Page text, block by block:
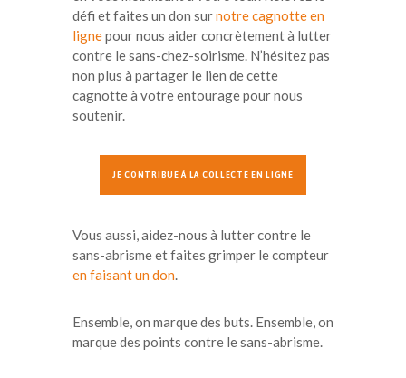
défi et faites un don surnotre cagnotte en
lignepour nous aider concrètement à lutter
contre le sans-chez-soirisme. N’hésitez pas
non plus à partager le lien de cette
cagnotte à votre entourage pour nous
soutenir.
JE CONTRIBUE À LA COLLECTE EN LIGNE
Vous aussi, aidez-nous à lutter contre le
sans-abrisme et faites grimper le compteur
en faisant un don.
Ensemble, on marque des buts. Ensemble, on
marque des points contre le sans-abrisme.